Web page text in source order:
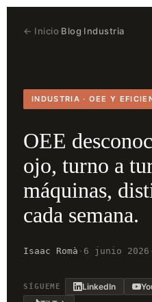
← Inicio·Blog·Industria
INDUSTRIA · OEE Y
OEE
ojo, turno a
máquinas,
cada semana.
Isaac Romà · 6 junio 2026 ·
SÍGUEME LinkedIn